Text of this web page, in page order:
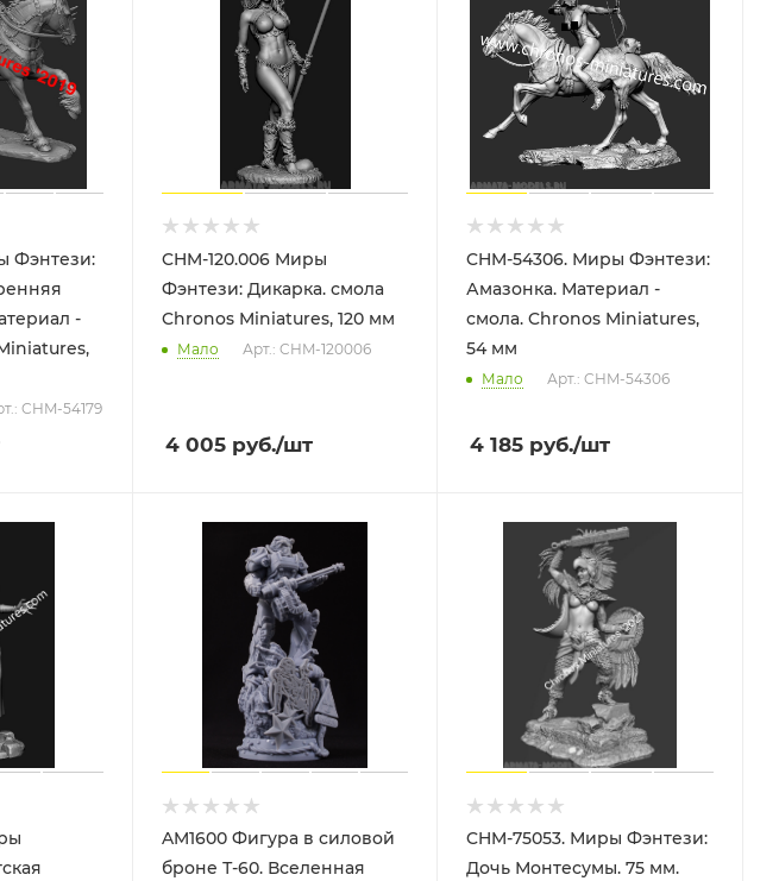
Фэнтези:
-
CHM-54179
CHM-120.006 Миры
Фэнтези: Дикарка. смола
Chronos Miniatures, 120 мм
Мало Арт.: CHM-120006
4 005руб./шт
CHM-54306. Миры Фэнтези:
Амазонка. Материал -
смола. Chronos Miniatures,
54 мм
Мало Арт.: CHM-54306
4 185 руб./шт
AM1600 Фигура в силовой
броне Т-60. Вселенная
CHM-75053. Миры Фэнтези:
Дочь Монтесумы. 75 мм.